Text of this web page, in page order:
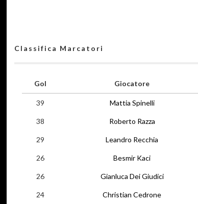
Classifica Marcatori
Gol Giocatore
39 Mattia Spinelli
38 Roberto Razza
29 Leandro Recchia
26 Besmir Kaci
26 Gianluca Dei Giudici
24 Christian Cedrone